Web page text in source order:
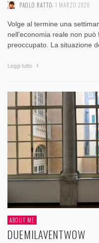
PAOLO RATTO 1 MARZO 2020
Volge al termine una
nell’economia reale non
preoccupato. La situazione
Leggi tutto
ABOUT ME
DUEMILAVENTWOW